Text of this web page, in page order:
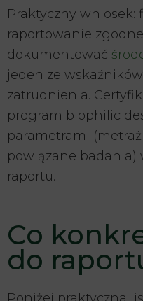
Praktyczny wniosek:
raportowanie zgodne
dokumentować
jeden ze
zatrudnienia.
program biophilic
parametrami
powiązane badania)
raportu.
Co
do